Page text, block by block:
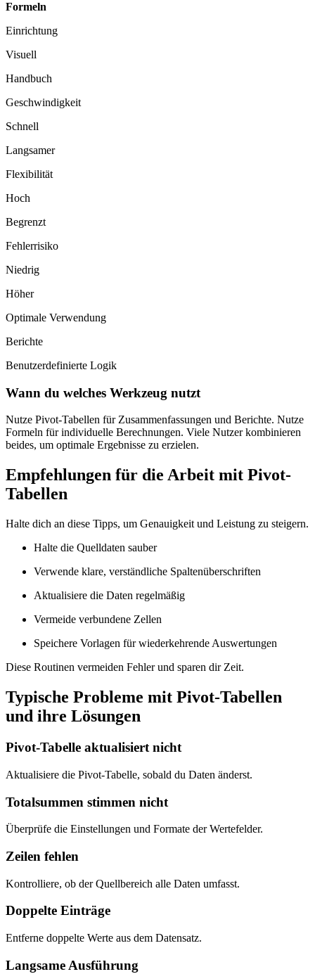
Formeln
Einrichtung
Visuell
Handbuch
Geschwindigkeit
Schnell
Langsamer
Flexibilität
Hoch
Begrenzt
Fehlerrisiko
Niedrig
Höher
Optimale Verwendung
Berichte
Benutzerdefinierte Logik
Wann du welches Werkzeug nutzt
Nutze Pivot-Tabellen für Zusammenfassungen und Berichte. Nutze
Formeln für individuelle Berechnungen. Viele Nutzer kombinieren
beides, um optimale Ergebnisse zu erzielen.
Empfehlungen für die Arbeit mit Pivot-
Tabellen
Halte dich an diese Tipps, um Genauigkeit und Leistung zu steigern.
Halte die Quelldaten sauber
Verwende klare, verständliche Spaltenüberschriften
Aktualisiere die Daten regelmäßig
Vermeide verbundene Zellen
Speichere Vorlagen für wiederkehrende Auswertungen
Diese Routinen vermeiden Fehler und sparen dir Zeit.
Typische Probleme mit Pivot-Tabellen
und ihre Lösungen
Pivot-Tabelle aktualisiert nicht
Aktualisiere die Pivot-Tabelle, sobald du Daten änderst.
Totalsummen stimmen nicht
Überprüfe die Einstellungen und Formate der Wertefelder.
Zeilen fehlen
Kontrolliere, ob der Quellbereich alle Daten umfasst.
Doppelte Einträge
Entferne doppelte Werte aus dem Datensatz.
Langsame Ausführung